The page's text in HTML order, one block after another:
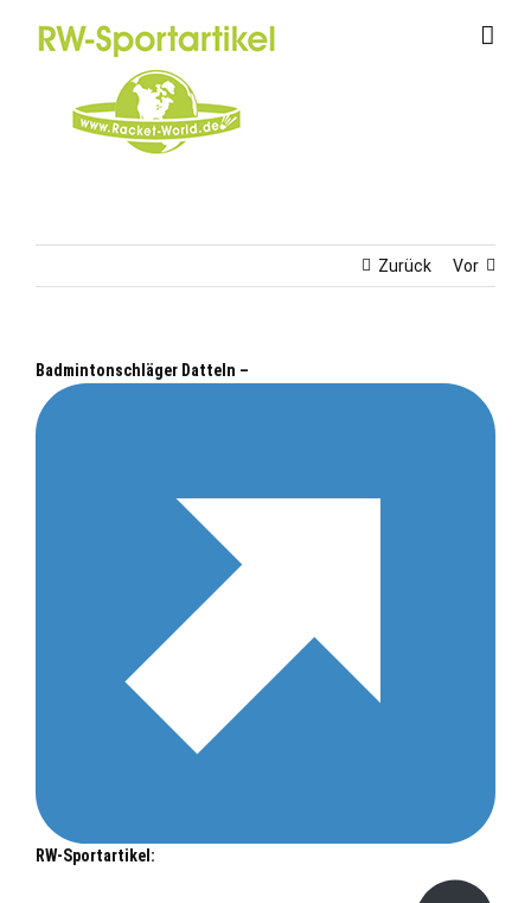
Zurück Vor
Badmintonschläger Datteln –
RW-Sportartikel: